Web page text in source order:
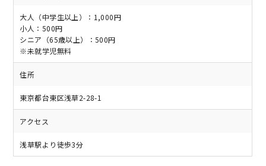
大人（中学生以上）：1,000円
小人：500円
シニア（65歳以上）：500円
※未就学児無料
住所
東京都台東区浅草2-28-1
アクセス
浅草駅より徒歩3分